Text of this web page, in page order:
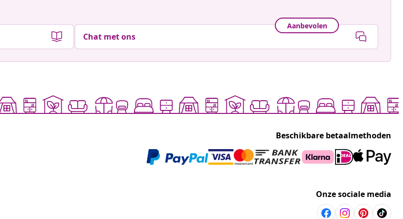
Aanbevolen
Chat met ons
Beschikbare betaalmethoden
Onze sociale media